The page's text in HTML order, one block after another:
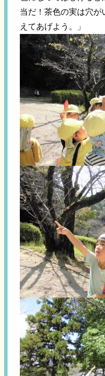
当だ！茶色の実は穴が
えてあげよう。」